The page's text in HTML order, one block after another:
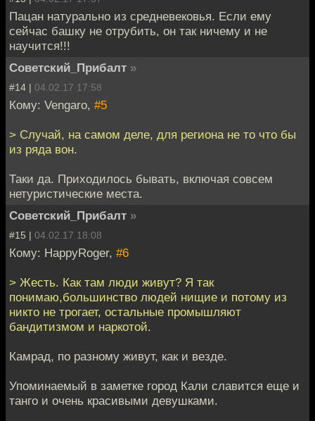
Пацан натурально из средневековья. Если ему
сейчас башку не отрубить, он так ничему и не
научится!!!
Советский_Прибалт »
#14 | 04.02.17 17:58
Кому: Vengaro, #5
> Случай, на самом деле, для региона не то что бы
из ряда вон.
Таки да. Приходилось бывать, включая совсем
нетуристические места.
Советский_Прибалт »
#15 | 04.02.17 18:08
Кому: HappyRoger, #6
> Жесть. Как там люди живут? Я так
понимаю,большинство людей нищие и потому из
никто не трогает, остальные промышляют
бандитизмом и наркотой.
Камрад, по разному живут, как и везде.
Упоминаемый в заметке город Кали славится еще и
танго и очень красивыми девушками.